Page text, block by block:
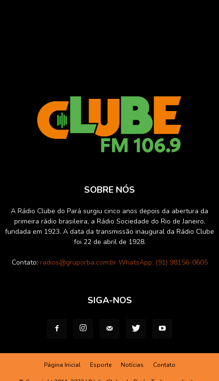
SOBRE NÓS
A Rádio Clube do Pará surgiu cinco anos depois da abertura da
primeira rádio brasileira, a Rádio Sociedade do Rio de Janeiro,
fundada em 1923. A data da transmissão inaugural da Rádio Clube
foi 22 de abril de 1928.
Contato: radios@gruporba.com.br WhatsApp: (91) 98156-0605
SIGA-NOS
Página Inicial Esporte Notícias Contato